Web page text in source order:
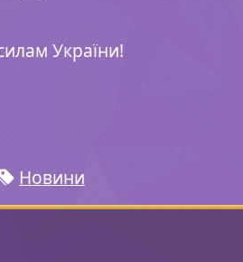
України!
Новини